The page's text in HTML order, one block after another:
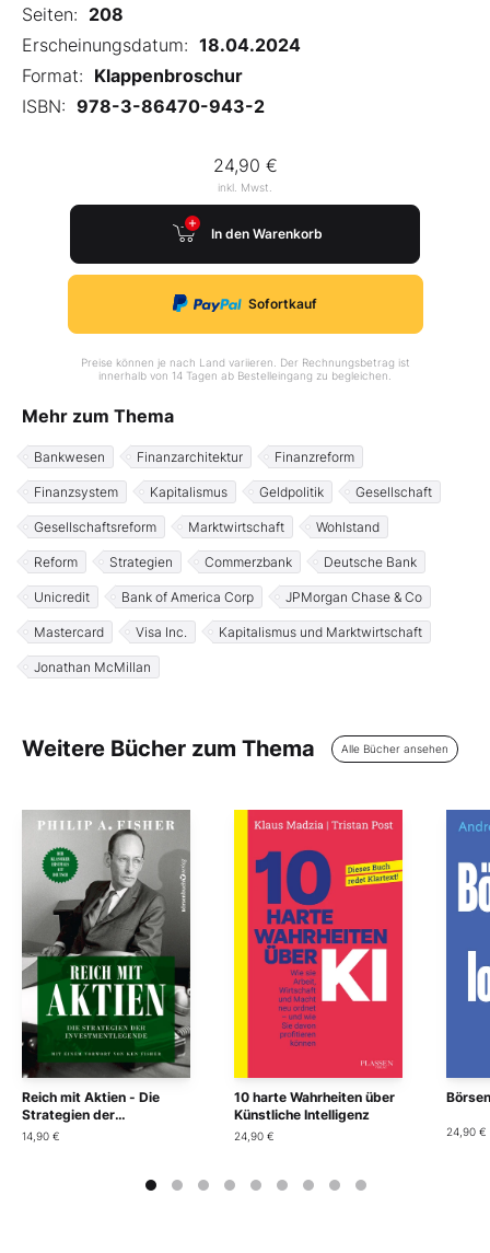
Seiten: 208
Erscheinungsdatum: 18.04.2024
Format: Klappenbroschur
ISBN: 978-3-86470-943-2
24,90 €
inkl. Mwst.
In den Warenkorb
Sofortkauf
Preise können je nach Land variieren. Der Rechnungsbetrag ist
innerhalb von 14 Tagen ab Bestelleingang zu begleichen.
Mehr zum Thema
Bankwesen Finanzarchitektur Finanzreform
Finanzsystem Kapitalismus Geldpolitik Gesellschaft
Gesellschaftsreform Marktwirtschaft Wohlstand
Reform Strategien Commerzbank Deutsche Bank
Unicredit Bank of America Corp JPMorgan Chase & Co
Mastercard Visa Inc. Kapitalismus und Marktwirtschaft
Jonathan McMillan
Weitere Bücher zum Thema Alle Bücher ansehen
Reich mit Aktien - Die
Strategien der
Investmentlegende
14,90 €
10 harte Wahrheiten über
Künstliche Intelligenz
24,90 € 24,90 €